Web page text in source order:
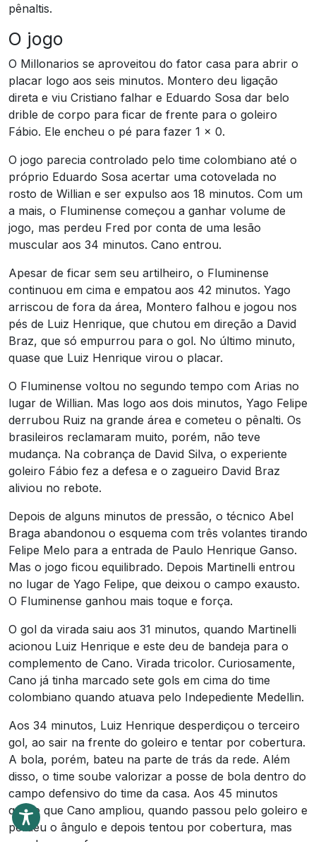
pênaltis.
O jogo
O Millonarios se aproveitou do fator casa para abrir o
placar logo aos seis minutos. Montero deu ligação
direta e viu Cristiano falhar e Eduardo Sosa dar belo
drible de corpo para ficar de frente para o goleiro
Fábio. Ele encheu o pé para fazer 1 x 0.
O jogo parecia controlado pelo time colombiano até o
próprio Eduardo Sosa acertar uma cotovelada no
rosto de Willian e ser expulso aos 18 minutos. Com um
a mais, o Fluminense começou a ganhar volume de
jogo, mas perdeu Fred por conta de uma lesão
muscular aos 34 minutos. Cano entrou.
Apesar de ficar sem seu artilheiro, o Fluminense
continuou em cima e empatou aos 42 minutos. Yago
arriscou de fora da área, Montero falhou e jogou nos
pés de Luiz Henrique, que chutou em direção a David
Braz, que só empurrou para o gol. No último minuto,
quase que Luiz Henrique virou o placar.
O Fluminense voltou no segundo tempo com Arias no
lugar de Willian. Mas logo aos dois minutos, Yago Felipe
derrubou Ruiz na grande área e cometeu o pênalti. Os
brasileiros reclamaram muito, porém, não teve
mudança. Na cobrança de David Silva, o experiente
goleiro Fábio fez a defesa e o zagueiro David Braz
aliviou no rebote.
Depois de alguns minutos de pressão, o técnico Abel
Braga abandonou o esquema com três volantes tirando
Felipe Melo para a entrada de Paulo Henrique Ganso.
Mas o jogo ficou equilibrado. Depois Martinelli entrou
no lugar de Yago Felipe, que deixou o campo exausto.
O Fluminense ganhou mais toque e força.
O gol da virada saiu aos 31 minutos, quando Martinelli
acionou Luiz Henrique e este deu de bandeja para o
complemento de Cano. Virada tricolor. Curiosamente,
Cano já tinha marcado sete gols em cima do time
colombiano quando atuava pelo Indepediente Medellin.
Aos 34 minutos, Luiz Henrique desperdiçou o terceiro
gol, ao sair na frente do goleiro e tentar por cobertura.
A bola, porém, bateu na parte de trás da rede. Além
disso, o time soube valorizar a posse de bola dentro do
campo defensivo do time da casa. Aos 45 minutos
quase que Cano ampliou, quando passou pelo goleiro e
perdeu o ângulo e depois tentou por cobertura, mas